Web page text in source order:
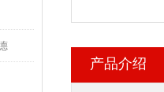
产品介绍